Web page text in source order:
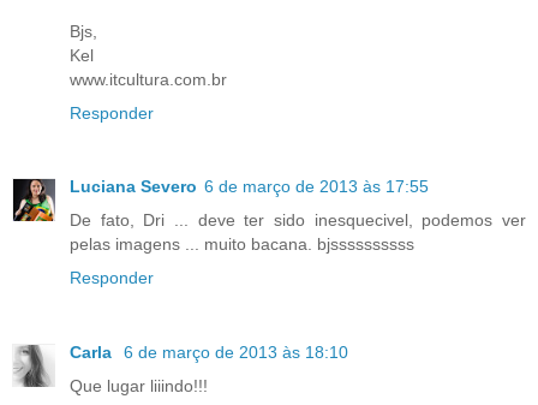
Bjs,
Kel
www.itcultura.com.br
Responder
Luciana Severo 6 de março de 2013 às 17:55
De fato, Dri ... deve ter sido inesquecivel, podemos ver
pelas imagens ... muito bacana. bjssssssssss
Responder
Carla
6 de março de 2013 às 18:10
Que lugar liiindo!!!